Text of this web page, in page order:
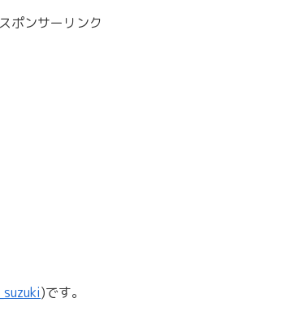
スポンサーリンク
)です。